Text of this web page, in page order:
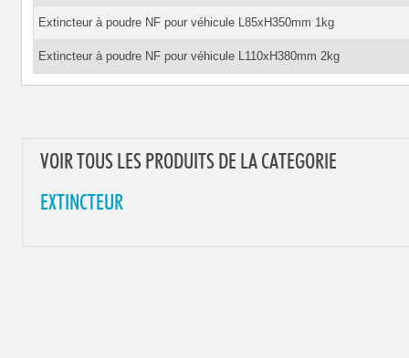
Extincteur à poudre NF pour véhicule L85xH350mm 1kg
Extincteur à poudre NF pour véhicule L110xH380mm 2kg
VOIR TOUS LES PRODUITS DE LA CATEGORIE
EXTINCTEUR